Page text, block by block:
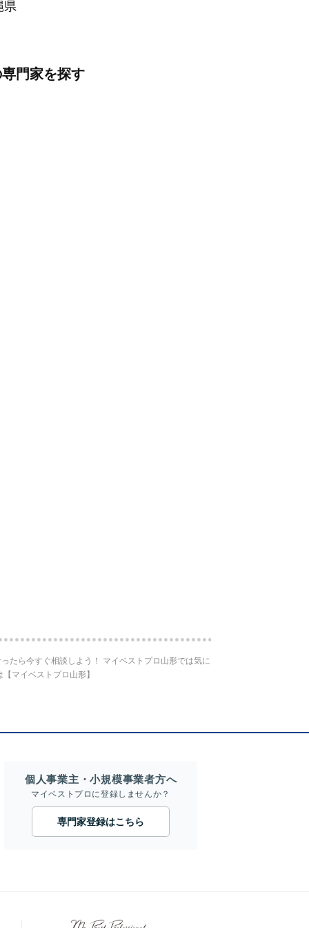
県
門家を探す
たら今すぐ相談しよう！ マイベストプロ山形では気に
マイベストプロ山形】
個人事業主・小規模事業者方へ
マイベストプロに登録しませんか？
専門家登録はこちら